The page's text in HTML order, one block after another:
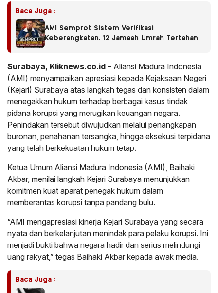
Baca Juga :
AMI Semprot Sistem Verifikasi
Keberangkatan, 12 Jamaah Umrah Tertahan
Surabaya, Kliknews.co.id – Aliansi Madura Indonesia
(AMI) menyampaikan apresiasi kepada Kejaksaan Negeri
(Kejari) Surabaya atas langkah tegas dan konsisten dalam
menegakkan hukum terhadap berbagai kasus tindak
pidana korupsi yang merugikan keuangan negara.
Penindakan tersebut diwujudkan melalui penangkapan
buronan, penahanan tersangka, hingga eksekusi terpidana
yang telah berkekuatan hukum tetap.
Ketua Umum Aliansi Madura Indonesia (AMI), Baihaki
Akbar, menilai langkah Kejari Surabaya menunjukkan
komitmen kuat aparat penegak hukum dalam
memberantas korupsi tanpa pandang bulu.
“AMI mengapresiasi kinerja Kejari Surabaya yang secara
nyata dan berkelanjutan menindak para pelaku korupsi. Ini
menjadi bukti bahwa negara hadir dan serius melindungi
uang rakyat,” tegas Baihaki Akbar kepada awak media.
Baca Juga :